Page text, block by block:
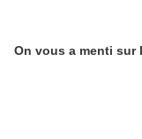
On vous a menti sur